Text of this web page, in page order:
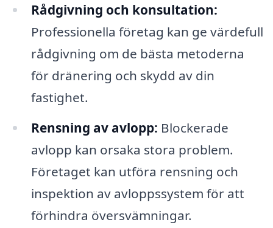
Rådgivning och konsultation:
Professionella företag kan ge värdefull
rådgivning om de bästa metoderna
för dränering och skydd av din
fastighet.
Rensning av avlopp: Blockerade
avlopp kan orsaka stora problem.
Företaget kan utföra rensning och
inspektion av avloppssystem för att
förhindra översvämningar.